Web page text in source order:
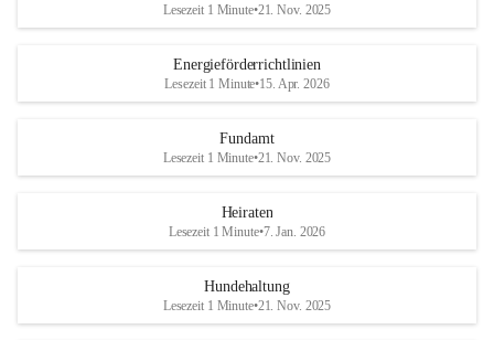
Lesezeit 1 Minute•21. Nov. 2025
Energieförderrichtlinien
Lesezeit 1 Minute•15. Apr. 2026
Fundamt
Lesezeit 1 Minute•21. Nov. 2025
Heiraten
Lesezeit 1 Minute•7. Jan. 2026
Hundehaltung
Lesezeit 1 Minute•21. Nov. 2025